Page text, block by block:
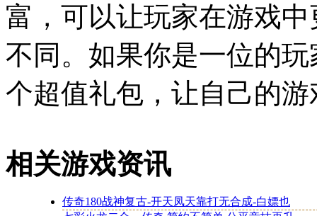
富，可以让玩家在游戏
不同。如果你是一位的
个超值礼包，让自己的
相关游戏资讯
传奇180战神复古-开天凤天靠打无合成-白嫖也